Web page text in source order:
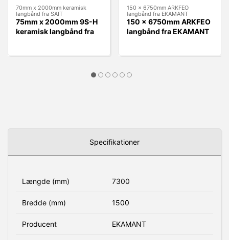
70mm x 2000mm keramisk
langbånd fra SAIT
75mm x 2000mm 9S-H
keramisk langbånd fra
150 x 6750mm ARKFEO
langbånd fra EKAMANT
150 x 6750mm ARKFEO
langbånd fra EKAMANT
Specifikationer
Længde (mm) 7300
Bredde (mm) 1500
Producent EKAMANT